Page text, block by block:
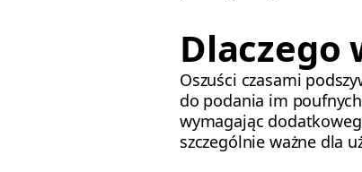
Dlaczego
Oszuści czasami
do podania im
wymagając
szczególnie ważne dla